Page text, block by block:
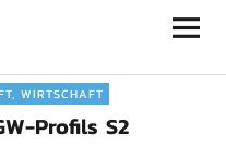
Hamburg
WIRTSCHAFT
Profils S2